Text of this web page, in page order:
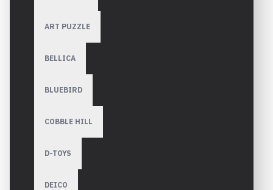
ART PUZZLE
BELLICA
BLUEBIRD
COBBLE HILL
D-TOYS
DEICO